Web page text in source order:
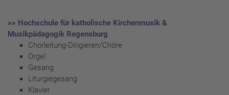
»» Hochschule für katholische Kirchenmusik &
Musikpädagogik Regensburg
Chorleitung-Dirigieren/Chöre
Orgel
Gesang
Liturgiegesang
Klavier